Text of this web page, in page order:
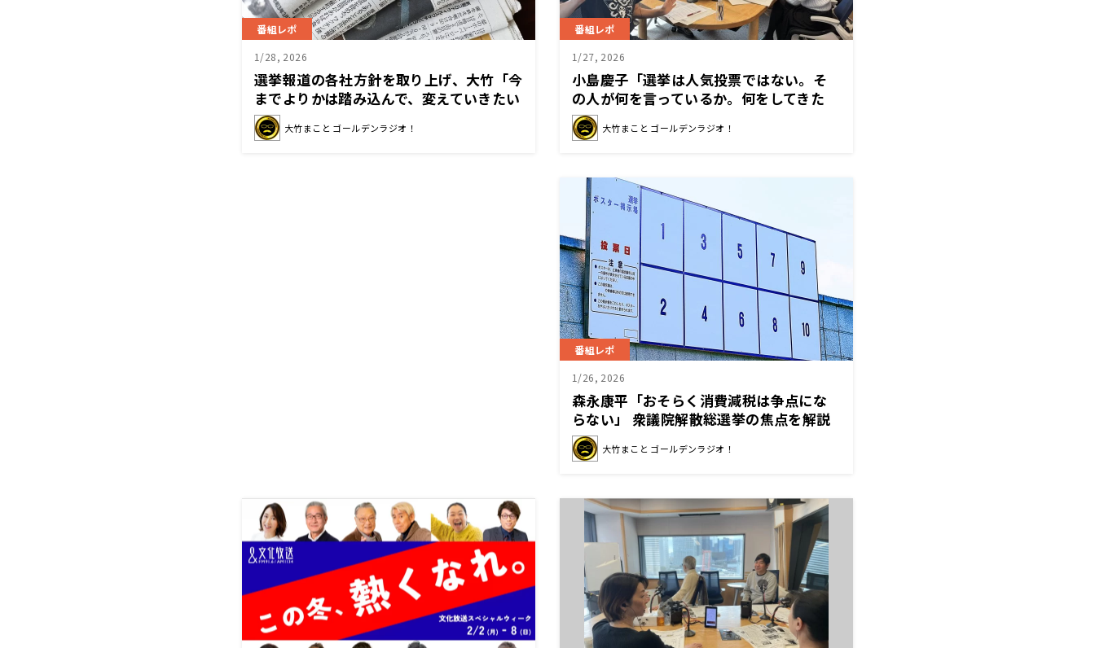
番組レポ
1/28, 2026
選挙報道の各社方針を取り上げ、大竹「今
までよりかは踏み込んで、変えていきたい
という意思の表れ」
大竹まこと ゴールデンラジオ！
番組レポ
1/27, 2026
小島慶子「選挙は人気投票ではない。そ
の人が何を言っているか。何をしてきた
か。」
大竹まこと ゴールデンラジオ！
番組レポ
1/26, 2026
森永康平「おそらく消費減税は争点にな
らない」 衆議院解散総選挙の焦点を解説
大竹まこと ゴールデンラジオ！